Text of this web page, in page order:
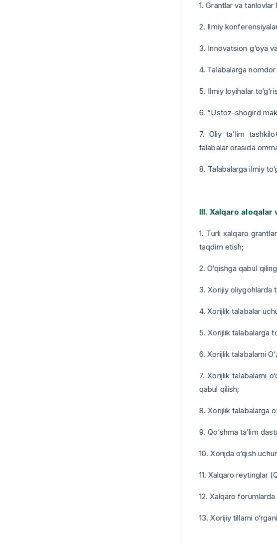
1. Grantlar va
2. Ilmiy
3. Innovatsion g‘oya
4. Talabalarga
5. Ilmiy loyihalar
6. “Ustoz-shogird
7. Oliy ta’lim
talabalar orasida
8. Talabalarga ilmiy
III. Xalqaro aloqalar
1. Turli xalqaro
taqdim etish;
2. O‘qishga qabul
3. Xorijiy oliygohlarda
4. Xorijlik talabalar
5. Xorijlik talabalarga
6. Xorijlik talabalarni
7. Xorijlik talabalarni
qabul qilish;
8. Xorijlik talabalarga
9. Qo‘shma ta’lim
10. Xorijda o‘qish
11. Xalqaro reytinglar
12. Xalqaro
13. Xorijiy tillarni